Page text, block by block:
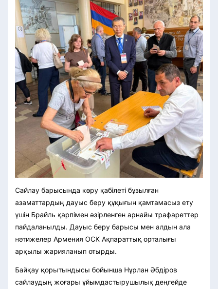
Сайлау барысында көру қабілеті бұзылған
азаматтардың дауыс беру құқығын қамтамасыз ету
үшін Брайль қарпімен әзірленген арнайы трафареттер
пайдаланылды. Дауыс беру барысы мен алдын ала
нәтижелер Армения ОСК Ақпараттық орталығы
арқылы жарияланып отырды.
Байқау қорытындысы бойынша Нұрлан Әбдіров
сайлаудың жоғары ұйымдастырушылық деңгейде